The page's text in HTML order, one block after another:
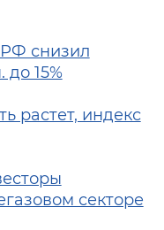
снизил
15%
растет, индекс
секторе